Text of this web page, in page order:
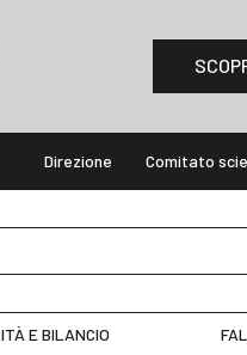
Direzione Comitato
E BILANCIO